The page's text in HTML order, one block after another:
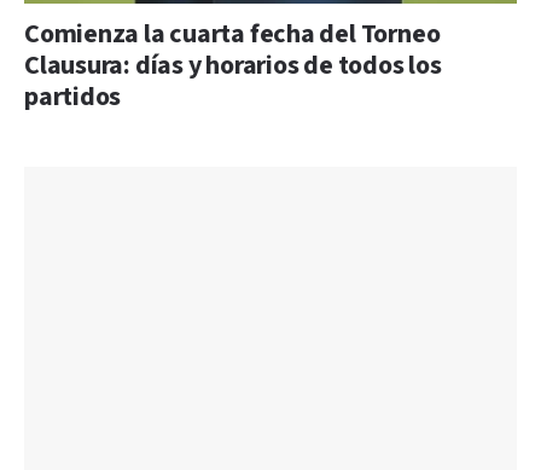
Comienza la cuarta fecha del Torneo
Clausura: días y horarios de todos los
partidos